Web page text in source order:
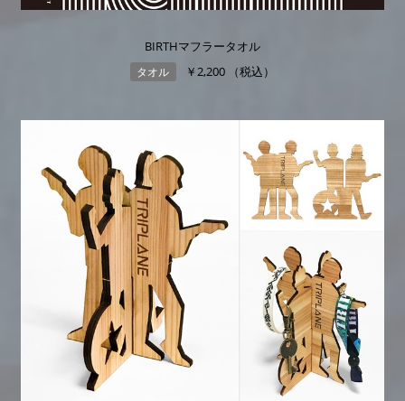
BIRTHマフラータオル
タオル ￥2,200 （税込）